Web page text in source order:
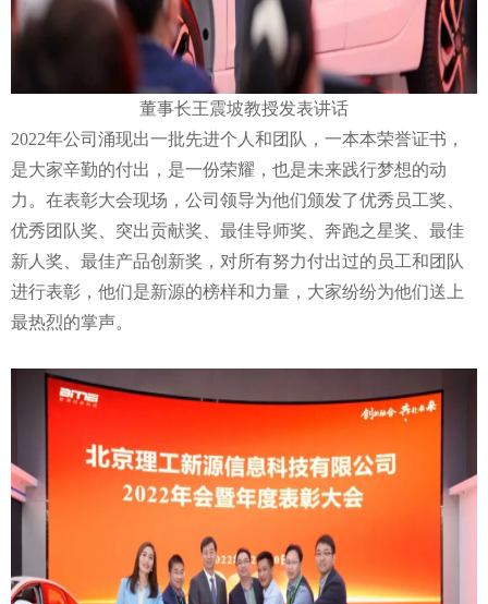
董事长王震坡教授发表讲话
2022年公司涌现出一批先进个人和团队，一本本荣誉证书，
是大家辛勤的付出，是一份荣耀，也是未来践行梦想的动
力。在表彰大会现场，公司领导为他们颁发了优秀员工奖、
优秀团队奖、突出贡献奖、最佳导师奖、奔跑之星奖、最佳
新人奖、最佳产品创新奖，对所有努力付出过的员工和团队
进行表彰，他们是新源的榜样和力量，大家纷纷为他们送上
最热烈的掌声。